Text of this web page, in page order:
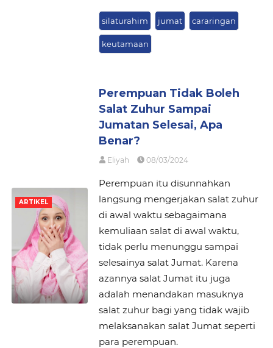
silaturahim jumat cararingan
keutamaan
ARTIKEL
Perempuan Tidak Boleh
Salat Zuhur Sampai
Jumatan Selesai, Apa
Benar?
Eliyah 08/03/2024
Perempuan itu disunnahkan
langsung mengerjakan salat zuhur
di awal waktu sebagaimana
kemuliaan salat di awal waktu,
tidak perlu menunggu sampai
selesainya salat Jumat. Karena
azannya salat Jumat itu juga
adalah menandakan masuknya
salat zuhur bagi yang tidak wajib
melaksanakan salat Jumat seperti
para perempuan.